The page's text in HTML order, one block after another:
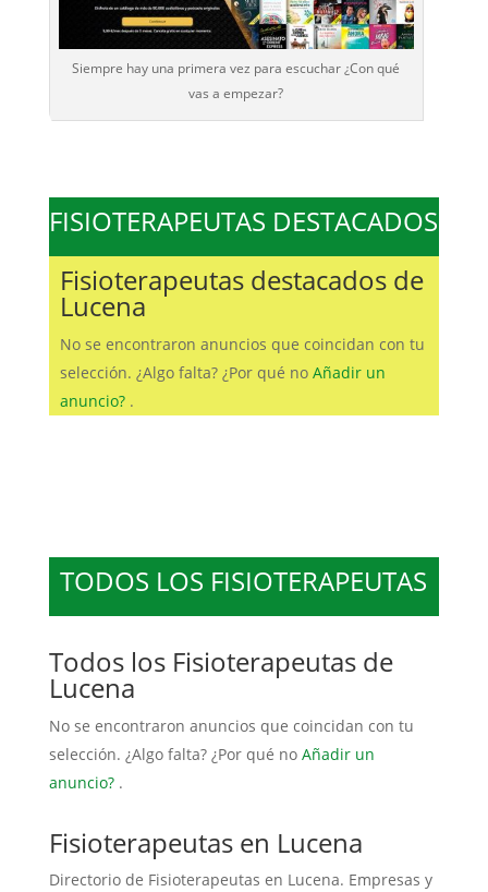
Siempre hay una primera vez para escuchar ¿Con qué
vas a empezar?
FISIOTERAPEUTAS DESTACADOS
Fisioterapeutas destacados de
Lucena
No se encontraron anuncios que coincidan con tu
selección. ¿Algo falta? ¿Por qué no Añadir un
anuncio? .
TODOS LOS FISIOTERAPEUTAS
Todos los Fisioterapeutas de
Lucena
No se encontraron anuncios que coincidan con tu
selección. ¿Algo falta? ¿Por qué no Añadir un
anuncio? .
Fisioterapeutas en Lucena
Directorio de Fisioterapeutas en Lucena. Empresas y